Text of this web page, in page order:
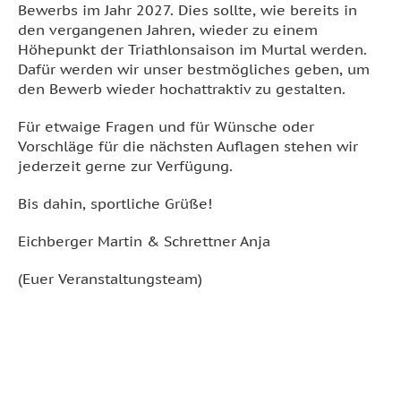
Bewerbs im Jahr 2027. Dies sollte, wie bereits in
den vergangenen Jahren, wieder zu einem
Höhepunkt der Triathlonsaison im Murtal werden.
Dafür werden wir unser bestmögliches geben, um
den Bewerb wieder hochattraktiv zu gestalten.
Für etwaige Fragen und für Wünsche oder
Vorschläge für die nächsten Auflagen stehen wir
jederzeit gerne zur Verfügung.
Bis dahin, sportliche Grüße!
Eichberger Martin & Schrettner Anja
(Euer Veranstaltungsteam)